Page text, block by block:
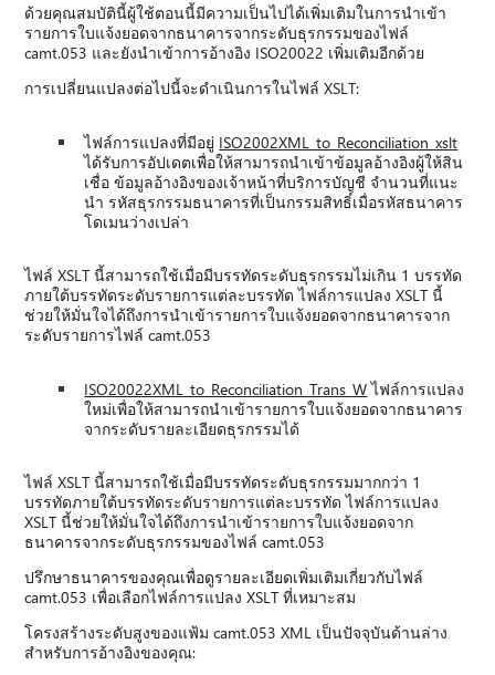
ด้วยคุณสมบัตินี้ผู้ใช้ตอนนี้มีความเป็นไปได้เพิ่มเติมในการนําเข้า
รายการใบแจ้งยอดจากธนาคารจากระดับธุรกรรมของไฟล์
camt.053 และยังนําเข้าการอ้างอิง ISO20022 เพิ่มเติมอีกด้วย
การเปลี่ยนแปลงต่อไปนี้จะดําเนินการในไฟล์ XSLT:
ไฟล์การแปลงที่มีอยู่ ISO2002XML_to_Reconciliation_xslt
ได้รับการอัปเดตเพื่อให้สามารถนําเข้าข้อมูลอ้างอิงผู้ให้สิน
เชื่อ ข้อมูลอ้างอิงของเจ้าหน้าที่บริการบัญชี จํานวนที่แนะ
นํา รหัสธุรกรรมธนาคารที่เป็นกรรมสิทธิ์เมื่อรหัสธนาคาร
โดเมนว่างเปล่า
ไฟล์ XSLT นี้สามารถใช้เมื่อมีบรรทัดระดับธุรกรรมไม่เกิน 1 บรรทัด
ภายใต้บรรทัดระดับรายการแต่ละบรรทัด ไฟล์การแปลง XSLT นี้
ช่วยให้มั่นใจได้ถึงการนําเข้ารายการใบแจ้งยอดจากธนาคารจาก
ระดับรายการไฟล์ camt.053
ISO20022XML_to_Reconciliation_Trans_Wไฟล์การแปลง
ใหม่เพื่อให้สามารถนําเข้ารายการใบแจ้งยอดจากธนาคาร
จากระดับรายละเอียดธุรกรรมได้
ไฟล์ XSLT นี้สามารถใช้เมื่อมีบรรทัดระดับธุรกรรมมากกว่า 1
บรรทัดภายใต้บรรทัดระดับรายการแต่ละบรรทัด ไฟล์การแปลง
XSLT นี้ช่วยให้มั่นใจได้ถึงการนําเข้ารายการใบแจ้งยอดจาก
ธนาคารจากระดับธุรกรรมของไฟล์ camt.053
ปรึกษาธนาคารของคุณเพื่อดูรายละเอียดเพิ่มเติมเกี่ยวกับไฟล์
camt.053 เพื่อเลือกไฟล์การแปลง XSLT ที่เหมาะสม
โครงสร้างระดับสูงของแฟ้ม camt.053 XML เป็นปัจจุบันด้านล่าง
สําหรับการอ้างอิงของคุณ: